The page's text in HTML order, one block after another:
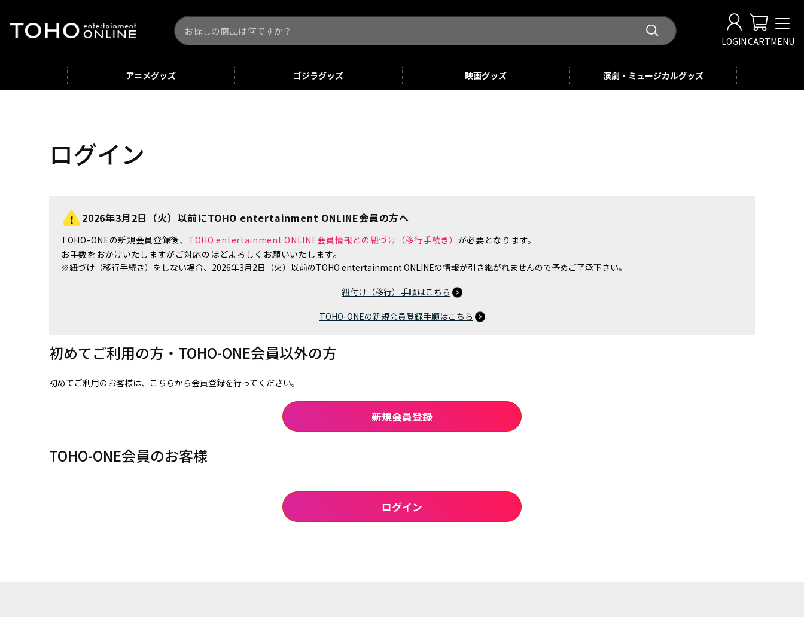
LOGINCARTMENU
アニメグッズ ゴジラグッズ 映画グッズ 演劇・ミュージカルグッズ
ログイン
2026年3月2日（火）以前にTOHO entertainment ONLINE会員の方へ
TOHO-ONEの新規会員登録後、 TOHO entertainment ONLINE会員情報との紐づけ（移行手続き） が必要となります。
お手数をおかけいたしますがご対応のほどよろしくお願いいたします。
※紐づけ（移行手続き）をしない場合、2026年3月2日（火）以前のTOHO entertainment ONLINEの情報が引き継がれませんので予めご了承下さい。
紐付け（移行）手順はこちら
TOHO-ONEの新規会員登録手順はこちら
初めてご利用の方・TOHO-ONE会員以外の方
初めてご利用のお客様は、こちらから会員登録を行ってください。
TOHO-ONE会員のお客様